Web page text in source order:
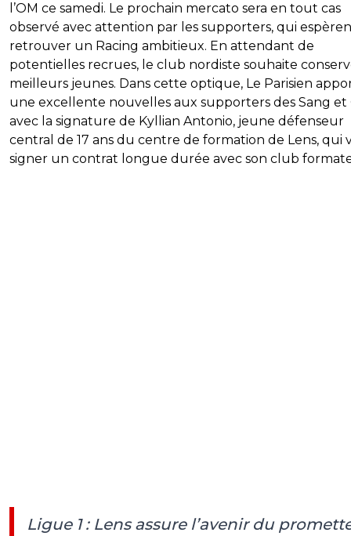
l’OM ce samedi. Le prochain mercato sera en tout cas
observé avec attention par les supporters, qui
retrouver un Racing ambitieux. En attendant de
potentielles recrues, le club nordiste souhaite
meilleurs jeunes. Dans cette optique, Le Parisien
une excellente nouvelles aux supporters des Sang et
avec la signature de Kyllian Antonio, jeune défenseur
central de 17 ans du centre de formation de Lens, qui
signer un contrat longue durée avec son club
Ligue 1 : Lens assure l’avenir du